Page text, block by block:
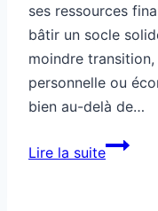
ses ressources
bâtir un socle
moindre transition,
personnelle ou
bien au-delà de…
Lire la suiteArgent